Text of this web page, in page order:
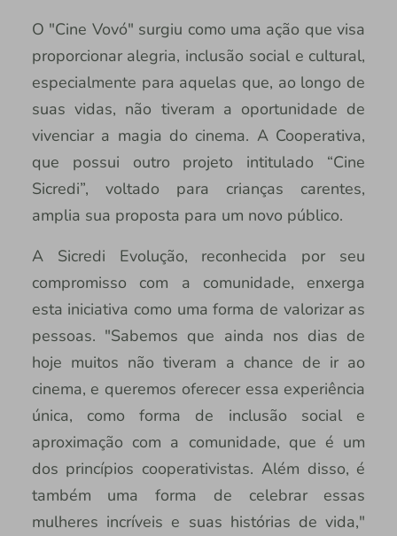
O "Cine Vovó" surgiu como uma ação que visa
proporcionar alegria, inclusão social e cultural,
especialmente para aquelas que, ao longo de
suas vidas, não tiveram a oportunidade de
vivenciar a magia do cinema. A Cooperativa,
que possui outro projeto intitulado “Cine
Sicredi”, voltado para crianças carentes,
amplia sua proposta para um novo público.
A Sicredi Evolução, reconhecida por seu
compromisso com a comunidade, enxerga
esta iniciativa como uma forma de valorizar as
pessoas. "Sabemos que ainda nos dias de
hoje muitos não tiveram a chance de ir ao
cinema, e queremos oferecer essa experiência
única, como forma de inclusão social e
aproximação com a comunidade, que é um
dos princípios cooperativistas. Além disso, é
também uma forma de celebrar essas
mulheres incríveis e suas histórias de vida,"